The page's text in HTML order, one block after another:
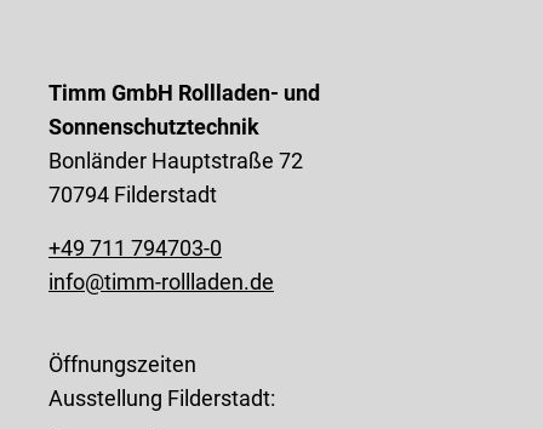
Timm GmbH Rollladen- und
Sonnenschutztechnik
Bonländer Hauptstraße 72
70794 Filderstadt
+49 711 794703-0
info@timm-rollladen.de
Öffnungszeiten
Ausstellung Filderstadt: